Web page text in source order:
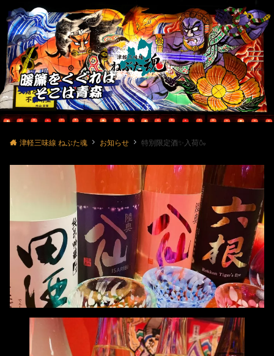
Menu
津軽三味線 ねぶた魂 お知らせ 特別限定酒✨入荷🍶